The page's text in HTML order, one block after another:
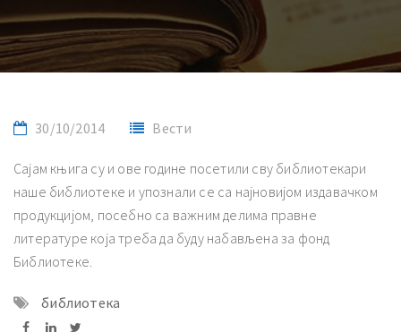
30/10/2014 Вести
Сајам књига су и ове године посетили сву библиотекари
наше библиотеке и упознали се са најновијом издавачком
продукцијом, посебно са важним делима правне
литературе која треба да буду набављена за фонд
Библиотеке.
библиотека